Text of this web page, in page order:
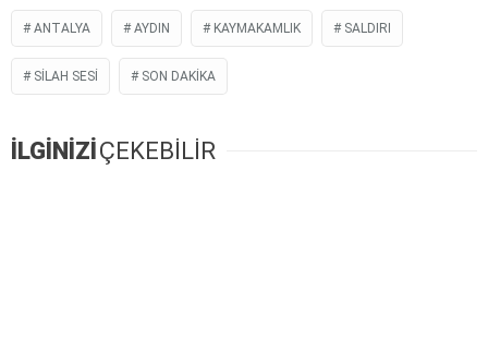
ANTALYA AYDIN KAYMAKAMLIK SALDIRI
SILAH SESI SON DAKIKA
İLGİNİZİ ÇEKEBİLİR